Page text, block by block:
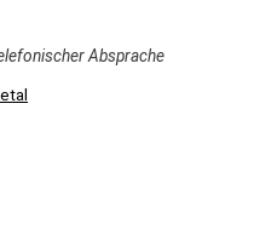
Absprache